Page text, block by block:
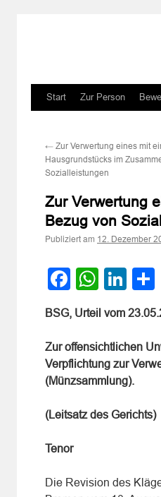
Zum
springen
Start Zur Person
← Zur Verwertung eines mit
Hausgrundstücks im
Sozialleistungen
Zur Verwertung
Bezug von
Publiziert am 12. Dezember
Facebook
BSG, Urteil vom
Zur offensichtlichen
Verpflichtung zur
(Münzsammlung).
(Leitsatz des Gerichts)
Tenor
Die Revision des